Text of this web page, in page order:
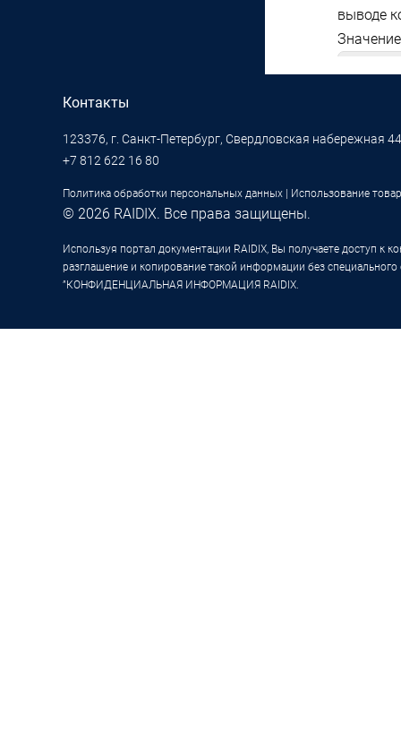
выводе
памяти
в
Контакты
123376, г. Санкт-Петербург, Свердловская набережная
+7 812 622 16 80
Политика обработки персональных данных Использование
© 2026 RAIDIX. Все права защищены.
Используя портал документации RAIDIX, Вы получаете доступ к
разглашение и копирование такой информации без
”КОНФИДЕНЦИАЛЬНАЯ ИНФОРМАЦИЯ RAIDIX.